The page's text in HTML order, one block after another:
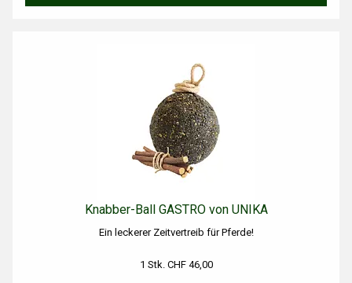
Knabber-Ball GASTRO von UNIKA
Ein leckerer Zeitvertreib für Pferde!
1 Stk. CHF 46,00